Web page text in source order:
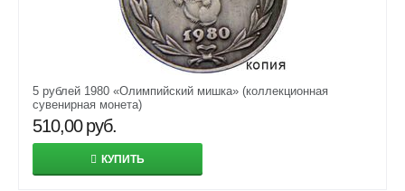
5 рублей 1980 «Олимпийский мишка» (коллекционная
сувенирная монета)
510,00 руб.
КУПИТЬ